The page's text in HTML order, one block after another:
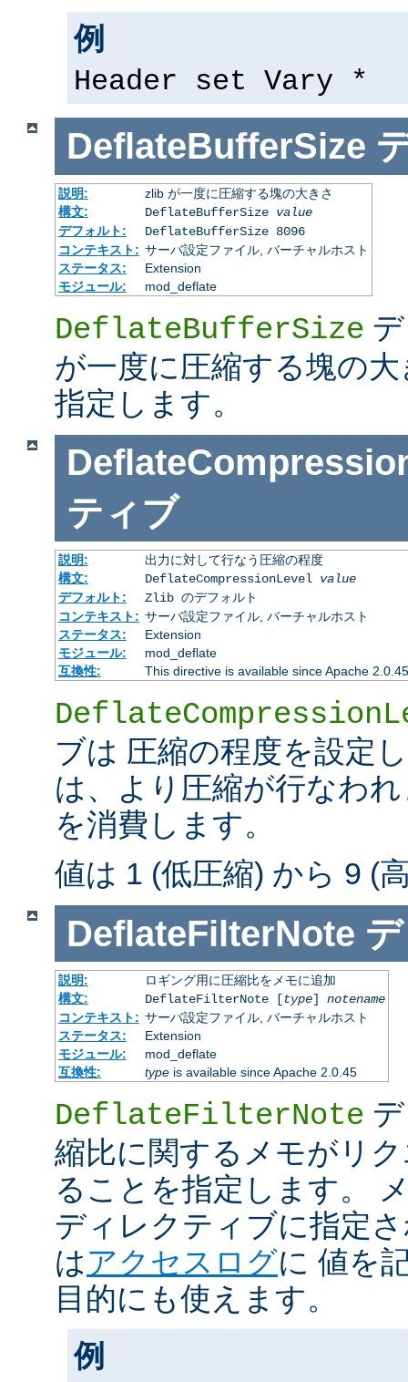
例
Header set Vary *
DeflateBufferSize
説明:
zlib が一度に圧縮する塊の大きさ
構文:
DeflateBufferSize value
デフォルト:
DeflateBufferSize 8096
コンテキスト: サーバ設定ファイル, バーチャルホスト
ステータス:
Extension
モジュール:
mod_deflate
DeflateBufferSize
が一度に圧縮する塊の
指定します。
ティブ
説明:
出力に対して行なう圧縮の程度
構文:
DeflateCompressionLevel value
デフォルト:
Zlib のデフォルト
コンテキスト: サーバ設定ファイル, バーチャルホスト
ステータス:
Extension
モジュール:
mod_deflate
互換性:
This directive is available since Apache 2.0.45
ブは 圧縮の程度を設定
は、より圧縮が行なわ
を消費します。
値は 1 (低圧縮) から 9 (
DeflateFilterNote
説明:
ロギング用に圧縮比をメモに追加
構文:
DeflateFilterNote [type] notename
コンテキスト: サーバ設定ファイル, バーチャルホスト
ステータス:
Extension
モジュール:
mod_deflate
互換性:
typeis available since Apache 2.0.45
DeflateFilterNote
縮比に関するメモがリ
ることを指定します。
ディレクティブに指定
はアクセスログに 値を
目的にも使えます。
例